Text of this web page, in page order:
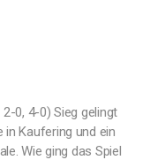
0, 4-0) Sieg gelingt
in Kaufering und ein
Wie ging das Spiel